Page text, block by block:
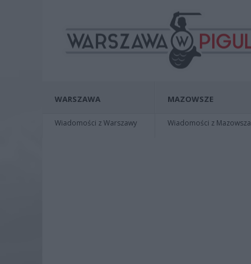
WARSZAWA
Wiadomości z Warszawy
MAZOWSZE
Wiadomości z Mazowsza